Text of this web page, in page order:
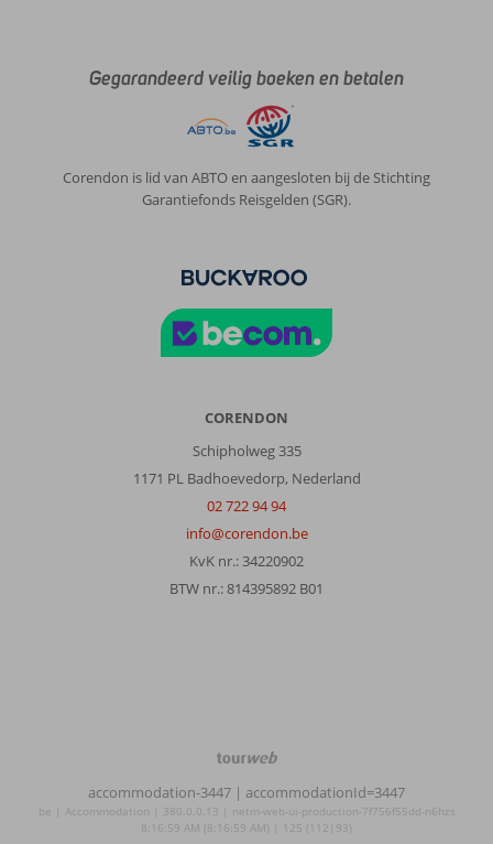
Gegarandeerd veilig boeken en betalen
Corendon is lid van ABTO en aangesloten bij de Stichting
Garantiefonds Reisgelden (SGR).
CORENDON
Schipholweg 335
1171 PL Badhoevedorp, Nederland
02 722 94 94
info@corendon.be
KvK nr.: 34220902
BTW nr.: 814395892 B01
TourWeb
NetMatch
accommodation-3447 | accommodationId=3447
be | Accommodation | 380.0.0.13 | netm-web-ui-production-7f756f55dd-n6hzs
8:16:59 AM (8:16:59 AM) | 125 (112|93)